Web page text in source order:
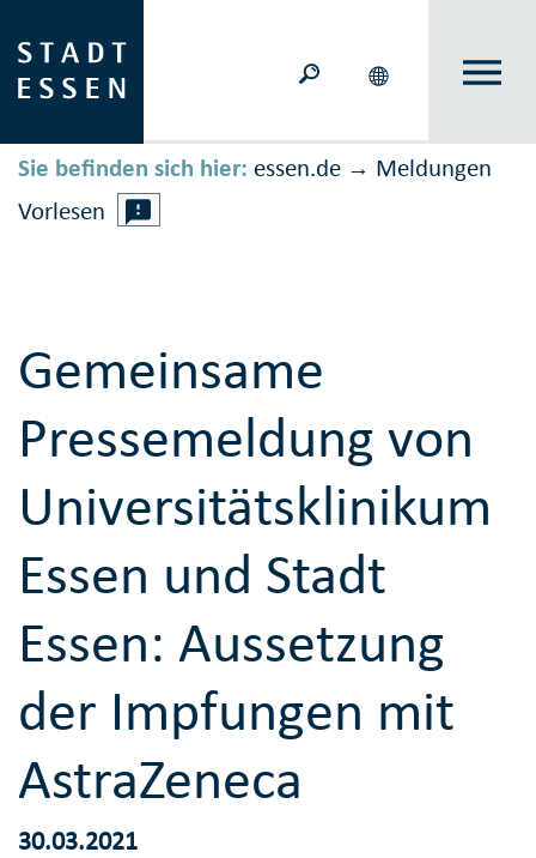
Sie befinden sich hier: essen.de → Meldungen
Vorlesen
Gemeinsame
Pressemeldung von
Universitätsklinikum
Essen und Stadt
Essen: Aussetzung
der Impfungen mit
AstraZeneca
30.03.2021